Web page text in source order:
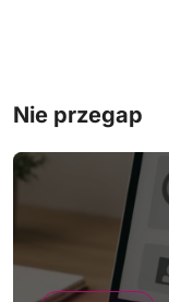
Nie przegap